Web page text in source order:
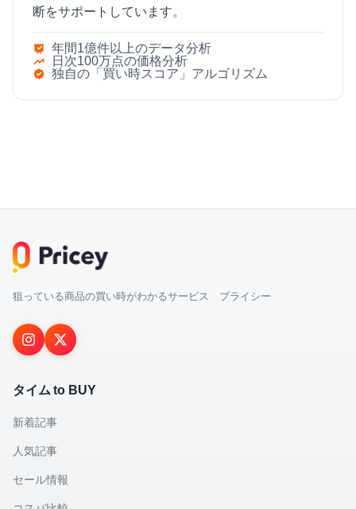
断をサポートしています。
年間1億件以上のデータ分析
日次100万点の価格分析
独自の「買い時スコア」アルゴリズム
狙っている商品の買い時がわかるサービス プライシー
タイム to BUY
新着記事
人気記事
セール情報